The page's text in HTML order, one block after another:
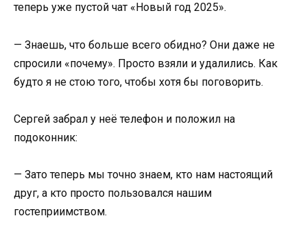
теперь уже пустой чат «Новый год 2025».
— Знаешь, что больше всего обидно? Они даже не
спросили «почему». Просто взяли и удалились. Как
будто я не стою того, чтобы хотя бы поговорить.
Сергей забрал у неё телефон и положил на
подоконник:
— Зато теперь мы точно знаем, кто нам настоящий
друг, а кто просто пользовался нашим
гостеприимством.